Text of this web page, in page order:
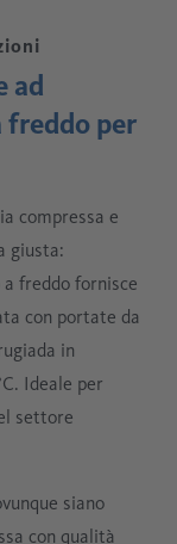
ad
freddo per
compressa e
giusta:
freddo fornisce
con portate da
in
Ideale per
settore
siano
con qualità